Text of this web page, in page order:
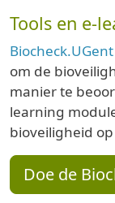
Tools en e-
Biocheck.UGent
om de
manier te
learning
bioveiligheid
Doe de